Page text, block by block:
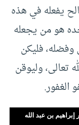
يفعله في هذه
هو من يجعله
وفضله، فليكن
تعالى، وليوقن
الغفور.
بن عبد الله